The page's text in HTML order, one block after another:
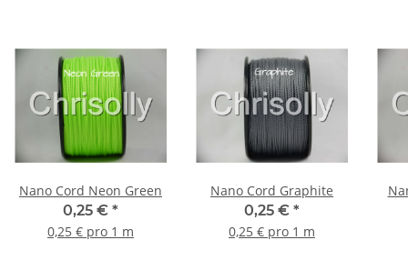
Nano Cord Neon Green
0,25 € *
0,25 € pro 1 m
Nano Cord Graphite
0,25 € *
0,25 € pro 1 m